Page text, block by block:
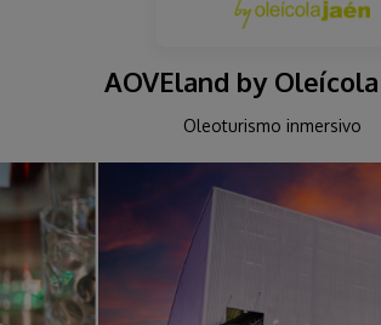
AOVEland by Oleícola
Oleoturismo inmersivo